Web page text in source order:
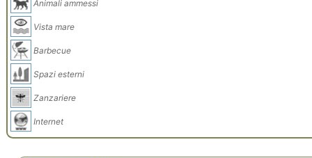
Animali ammessi
Vista mare
Barbecue
Spazi esterni
Zanzariere
Internet